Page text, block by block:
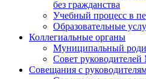
без гражданства
Учебный процесс в
Образовательные
Коллегиальные органы
Муниципальный
Совет
Совещания с